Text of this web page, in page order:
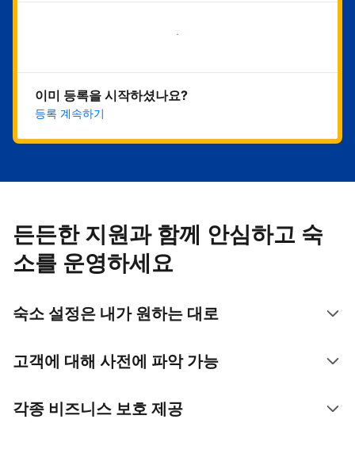
지금 시작하기
이미 등록을 시작하셨나요?
등록 계속하기
든든한 지원과 함께 안심하고 숙
소를 운영하세요
숙소 설정은 내가 원하는 대로
고객에 대해 사전에 파악 가능
각종 비즈니스 보호 제공